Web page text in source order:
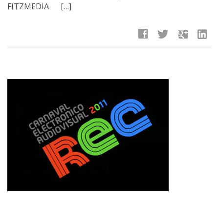
FITZMEDIA […]
facebook twitter google linkedin